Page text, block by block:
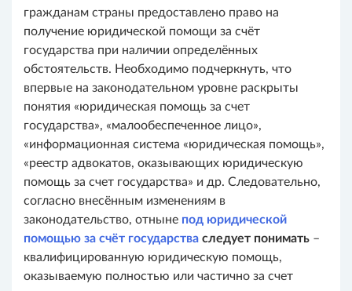
гражданам страны предоставлено право на
получение юридической помощи за счёт
государства при наличии определённых
обстоятельств. Необходимо подчеркнуть, что
впервые на законодательном уровне раскрыты
понятия «юридическая помощь за счет
государства», «малообеспеченное лицо»,
«информационная система «юридическая помощь»,
«реестр адвокатов, оказывающих юридическую
помощь за счет государства» и др. Следовательно,
согласно внесённым изменениям в
законодательство, отныне под юридической
помощью за счёт государства следует понимать –
квалифицированную юридическую помощь,
оказываемую полностью или частично за счет